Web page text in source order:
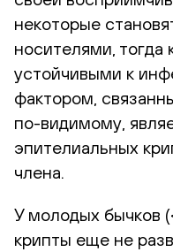
некоторые
носителями, тогда
устойчивыми к
фактором,
по-видимому,
эпителиальных
члена.
У молодых бычков
крипты еще не